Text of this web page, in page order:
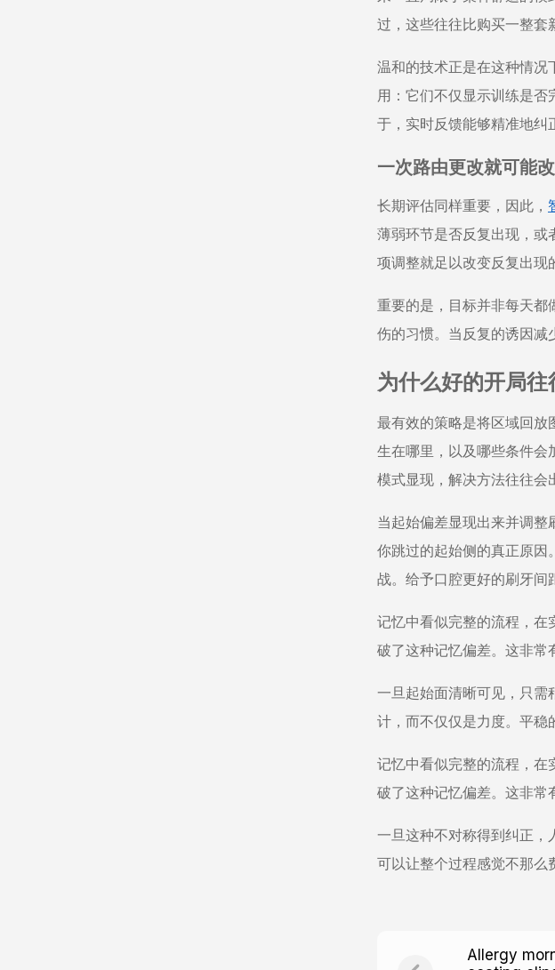
过，这些往往比购买一整套
温和的技术正是在这种情况
用：它们不仅显示训练是
于，实时反馈能够精准地纠
一次路由更改就可能
长期评估同样重要，因此，
薄弱环节是否反复出现，或
项调整就足以改变反复出现
重要的是，目标并非每天都
伤的习惯。当反复的诱因减
为什么好的开局
最有效的策略是将区域回放
生在哪里，以及哪些条件会
模式显现，解决方法往往会
当起始偏差显现出来并调整
你跳过的起始侧的真正原因
战。给予口腔更好的刷牙间
记忆中看似完整的流程，在
破了这种记忆偏差。这非常
一旦起始面清晰可见，只需
计，而不仅仅是力度。平稳
记忆中看似完整的流程，在
破了这种记忆偏差。这非常
一旦这种不对称得到纠正，
可以让整个过程感觉不那么
Allergy